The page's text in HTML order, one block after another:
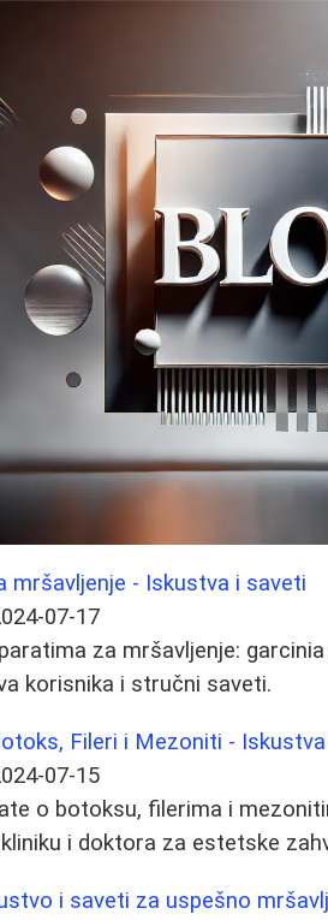
mršavljenje - Iskustva i saveti
07-17
za mršavljenje:
korisnika i stručni saveti.
Fileri i Mezoniti - Iskustva
07-15
o botoksu, filerima i
i doktora za estetske
i saveti za uspešno